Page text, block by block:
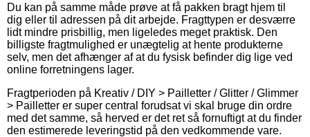
Du kan på samme måde prøve at få pakken bragt hjem til
dig eller til adressen på dit arbejde. Fragttypen er desværre
lidt mindre prisbillig, men ligeledes meget praktisk. Den
billigste fragtmulighed er unægtelig at hente produkterne
selv, men det afhænger af at du fysisk befinder dig lige ved
online forretningens lager.
Fragtperioden på Kreativ / DIY > Pailletter / Glitter / Glimmer
> Pailletter er super central forudsat vi skal bruge din ordre
med det samme, så herved er det ret så fornuftigt at du finder
den estimerede leveringstid på den vedkommende vare.